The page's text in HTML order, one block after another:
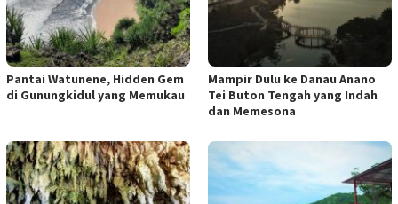
Pantai Watunene, Hidden Gem
di Gunungkidul yang Memukau
Mampir Dulu ke Danau Anano
Tei Buton Tengah yang Indah
dan Memesona